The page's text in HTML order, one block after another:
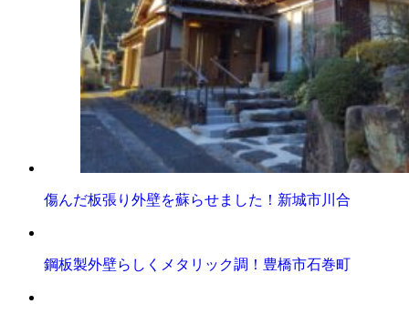
傷んだ板張り外壁を蘇らせました！新城市川合
鋼板製外壁らしくメタリック調！豊橋市石巻町